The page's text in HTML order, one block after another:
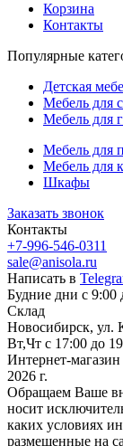
Корзина
Контакты
Популярные
Детская
Мебель для
Мебель для
Мебель для
Мебель для
Шкафы
Заказать звонок
Контакты
+7-996-546-0311
sale@anisola.ru
Написать в
Будние дни с 9:00
Склад
Новосибирск, ул.
Вт,Чт с 17:00 до
Интернет-
2026 г.
Обращаем Ваше
носит
каких условиях
размещенные на